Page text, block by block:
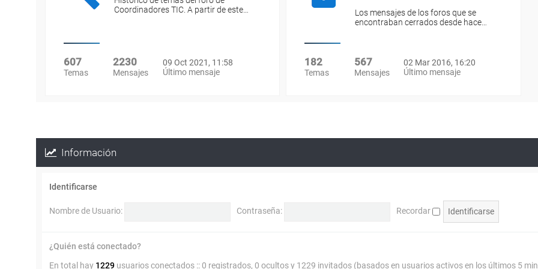
Coordinadores TIC. A partir de este…
607
Temas
2230
Mensajes
09 Oct 2021, 11:58
Último mensaje
Los mensajes de los foros que se
encontraban cerrados desde hace…
182
Temas
567
Mensajes
02 Mar 2016, 16:20
Último mensaje
Información
Identificarse
Nombre de Usuario: Contraseña: Recordar
¿Quién está conectado?
En total hay 1229 usuarios conectados :: 0 registrados, 0 ocultos y 1229 invitados (basados en usuarios activos en los últimos 5